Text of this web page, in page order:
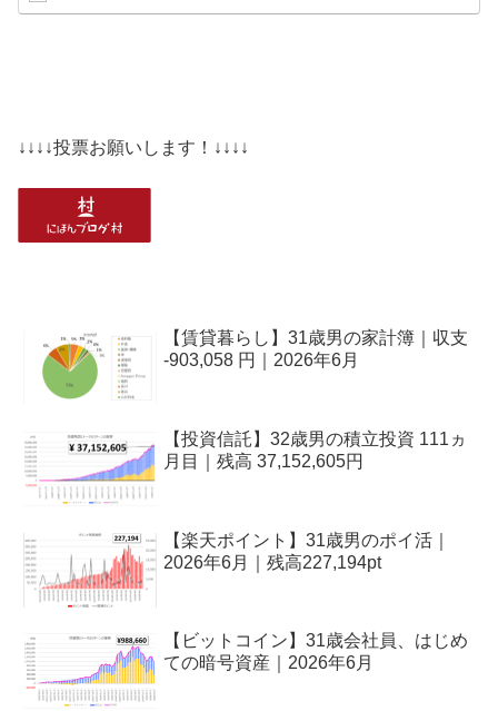
↓↓↓↓投票お願いします！↓↓↓↓
【賃貸暮らし】31歳男の家計簿｜収支
-903,058 円｜2026年6月
【投資信託】32歳男の積立投資 111ヵ
月目｜残高 37,152,605円
【楽天ポイント】31歳男のポイ活｜
2026年6月｜残高227,194pt
【ビットコイン】31歳会社員、はじめ
ての暗号資産｜2026年6月